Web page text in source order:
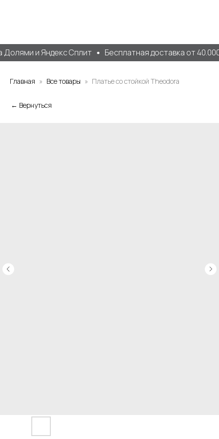
и Яндекс Сплит Бесплатная доставка от
Главная Все товары Платье со стойкой Theodora
← Вернуться